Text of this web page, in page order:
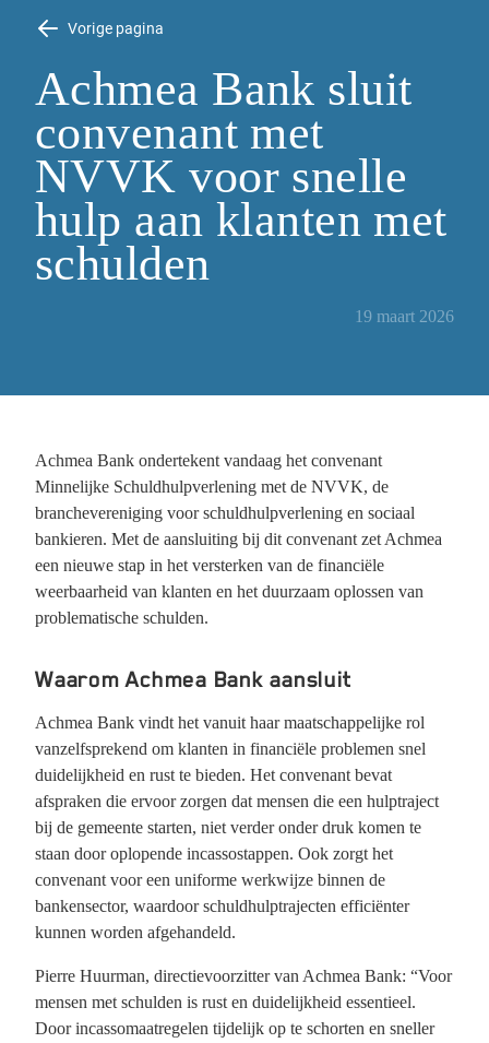
Vorige pagina
Achmea Bank sluit
convenant met
NVVK voor snelle
hulp aan klanten met
schulden
19 maart 2026
Achmea Bank ondertekent vandaag het convenant
Minnelijke Schuldhulpverlening met de NVVK, de
branchevereniging voor schuldhulpverlening en sociaal
bankieren. Met de aansluiting bij dit convenant zet Achmea
een nieuwe stap in het versterken van de financiële
weerbaarheid van klanten en het duurzaam oplossen van
problematische schulden.
Waarom Achmea Bank aansluit
Achmea Bank vindt het vanuit haar maatschappelijke rol
vanzelfsprekend om klanten in financiële problemen snel
duidelijkheid en rust te bieden. Het convenant bevat
afspraken die ervoor zorgen dat mensen die een hulptraject
bij de gemeente starten, niet verder onder druk komen te
staan door oplopende incassostappen. Ook zorgt het
convenant voor een uniforme werkwijze binnen de
bankensector, waardoor schuldhulptrajecten efficiënter
kunnen worden afgehandeld.
Pierre Huurman, directievoorzitter van Achmea Bank: “Voor
mensen met schulden is rust en duidelijkheid essentieel.
Door incassomaatregelen tijdelijk op te schorten en sneller